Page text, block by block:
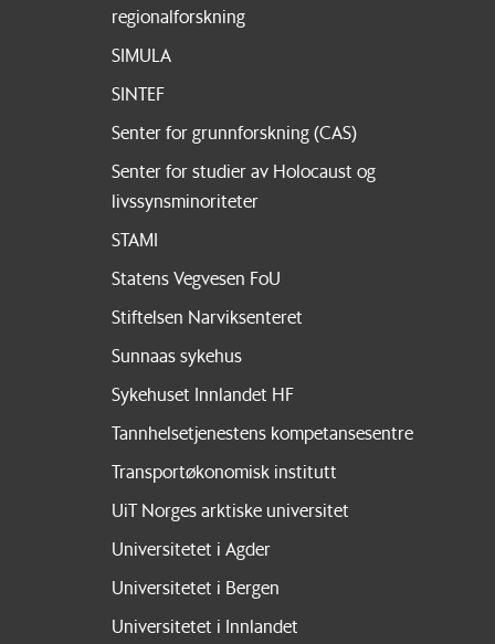
regionalforskning
SIMULA
SINTEF
Senter for grunnforskning (CAS)
Senter for studier av Holocaust og
livssynsminoriteter
STAMI
Statens Vegvesen FoU
Stiftelsen Narviksenteret
Sunnaas sykehus
Sykehuset Innlandet HF
Tannhelsetjenestens kompetansesentre
Transportøkonomisk institutt
UiT Norges arktiske universitet
Universitetet i Agder
Universitetet i Bergen
Universitetet i Innlandet